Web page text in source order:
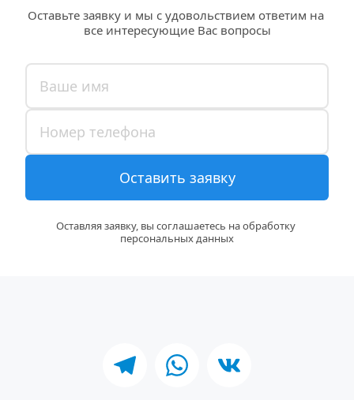
Оставьте заявку и мы с удовольствием ответим на
все интересующие Вас вопросы
Оставить заявку
Оставляя заявку, вы соглашаетесь на обработку
персональных данных